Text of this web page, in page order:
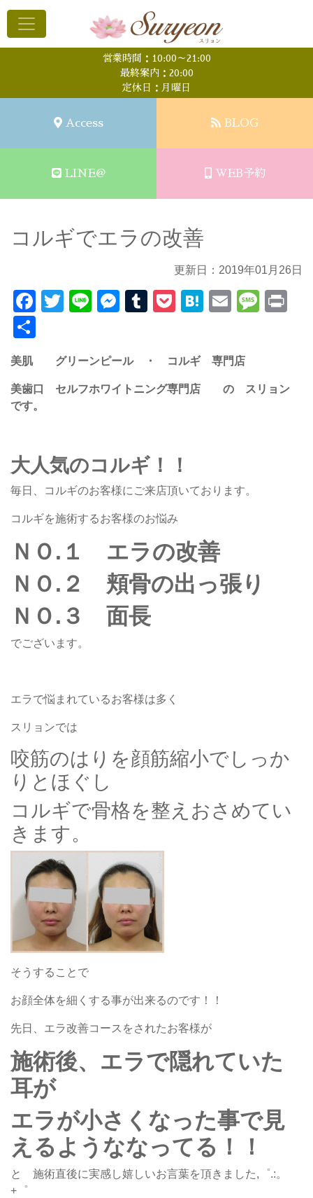
営業時間：10:00～21:00
最終案内：20:00
定休日：月曜日
Access BLOG
LINE@ WEB予約
コルギでエラの改善
更新日：2019年01月26日
Facebook
TwitterLineMessenger
Tumblr
Pocket
Hatena
Email
美肌 グリーンピール ・ コルギ 専門店
美歯口 セルフホワイトニング専門店 の スリョン
です。
大人気のコルギ！！
毎日、コルギのお客様にご来店頂いております。
コルギを施術するお客様のお悩み
ＮＯ.１ エラの改善
ＮＯ.２ 頬骨の出っ張り
ＮＯ.３ 面長
でございます。
エラで悩まれているお客様は多く
スリョンでは
咬筋のはりを顔筋縮小でしっか
りとほぐし
コルギで骨格を整えおさめてい
きます。
そうすることで
お顔全体を細くする事が出来るのです！！
先日、エラ改善コースをされたお客様が
施術後、エラで隠れていた
耳が
エラが小さくなった事で見
えるようななってる！！
と 施術直後に実感し嬉しいお言葉を頂きました,゜.:。
+゜